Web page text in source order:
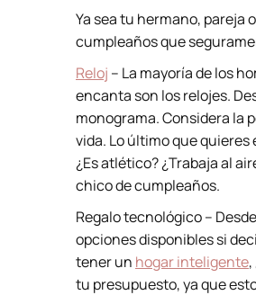
Ya sea tu hermano, pareja
cumpleaños que
Reloj – La mayoría de los
encanta son los relojes.
monograma. Considera la
vida. Lo último que
¿Es atlético? ¿Trabaja al
chico de cumpleaños.
Regalo tecnológico –
opciones disponibles si
tener un hogar inteligente
tu presupuesto, ya que